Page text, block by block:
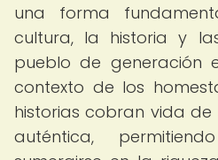
una forma
cultura, la historia y
pueblo de generación
contexto de los
historias cobran vida
auténtica,